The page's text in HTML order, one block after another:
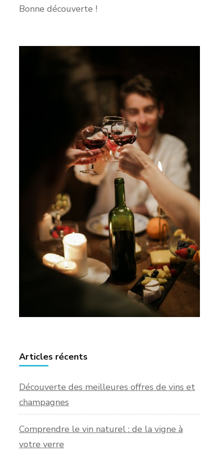
Bonne découverte !
Articles récents
Découverte des meilleures offres de vins et
champagnes
Comprendre le vin naturel : de la vigne à
votre verre